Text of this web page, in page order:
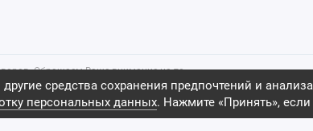
средства сохранения предпочтений и
персональных данных. Нажмите «Принять», если
Обращаем Ваше внимание на то,
информационный характер и
офертой, определяемой
Российской Федерации, 2009 -